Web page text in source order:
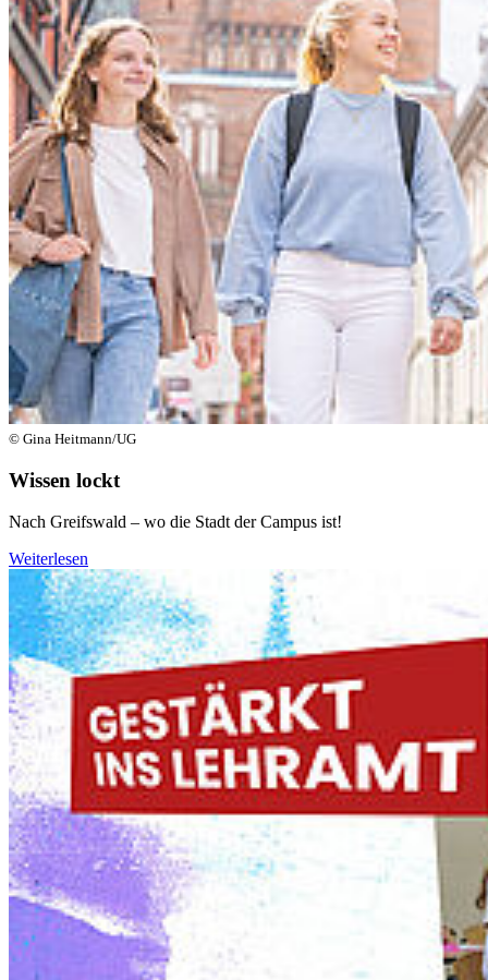
© Gina Heitmann/UG
Wissen lockt
Nach Greifswald – wo die Stadt der Campus ist!
Weiterlesen
Weiter
Go to slide 1
Go to slide 2
Go to slide 3
Go to slide 4
Go to slide 5
Go to slide 6
Aktuelle Medieninformationen und
Veranstaltungen der Universität
Greifswald
05.08.2026
Hoffnung in Zeiten der Klimamüdigkeit: Neun
Erfolgsgeschichten aus Mooren weltweit